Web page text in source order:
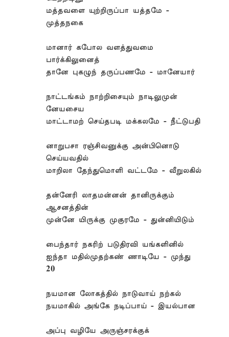
மத்தவளை யுற்றிருப்பா யத்தமே -
முத்தநகை
மானார் கபோல வளத்துவமை
பார்க்கிலுனைத்
தானே புகழுந் தருப்பணமே - மானேயார்
நாட்டங்கம் நாற்றிசையும் நாடிலுமுன்
னேயசைய
மாட்டாமற் செய்தபடி மக்கலமே - நீட்டுபதி
னாறுபசா ரஞ்சிவனுக்கு அன்பினொடு
செய்யவதில்
மாறிலா தேந்துமொளி வட்டமே - வீறுலகில்
தன்னேரி லாதமன்னன் தானிருக்கும்
ஆசனத்தின்
முன்னே யிருக்கு முகுரமே - துன்னியிடும்
பைந்தார் நகரிற் படுதிரவி யங்களினில்
ஐந்தா மதில்முதற்கண் ணாடியே - முந்து
20
நயமான லோகத்தில் நாடுவாய் நற்கல்
நயமாகில் அங்கே நடிப்பாய் - இயல்பான
அப்பு வழியே அருஞ்சரக்குக்